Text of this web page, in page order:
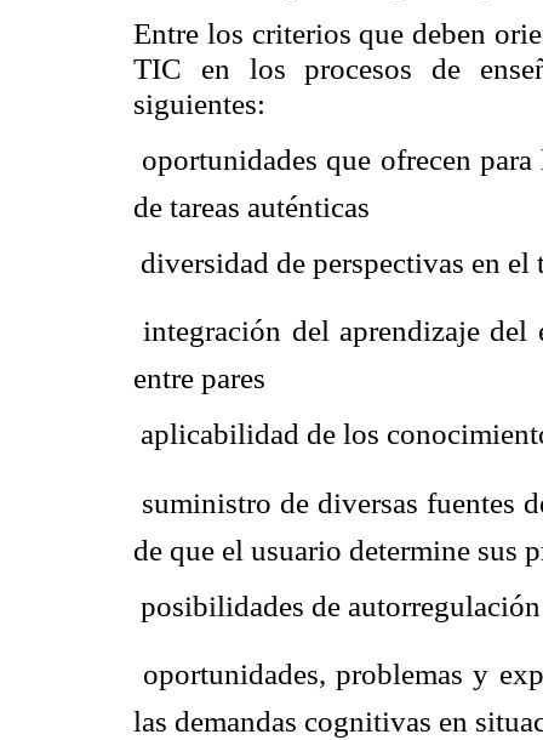
Entre los criterios que deben
TIC en los procesos de
siguientes:
 oportunidades que ofrecen
de tareas auténticas
 diversidad de perspectivas en
 integración del aprendizaje
entre pares
 aplicabilidad de los
 suministro de diversas
de que el usuario determine sus
 posibilidades de
 oportunidades, problemas y
las demandas cognitivas en